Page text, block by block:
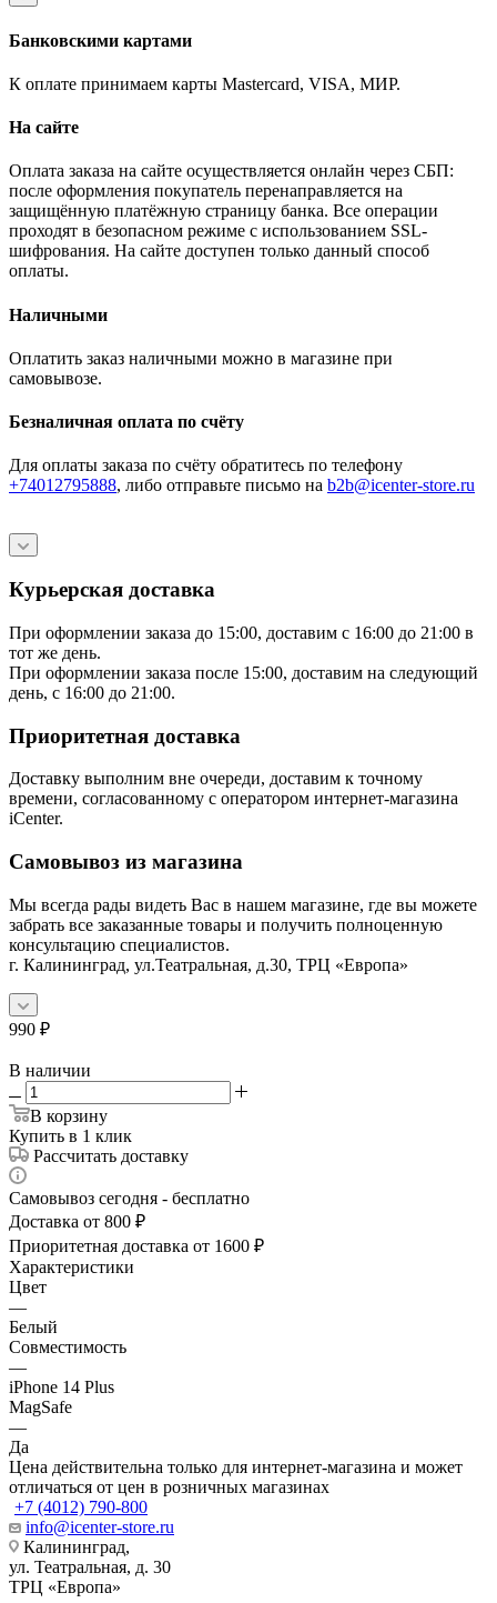
Банковскими картами
К оплате принимаем карты Mastercard, VISA, МИР.
На сайте
Оплата заказа на сайте осуществляется онлайн через СБП:
после оформления покупатель перенаправляется на
защищённую платёжную страницу банка. Все операции
проходят в безопасном режиме с использованием SSL-
шифрования. На сайте доступен только данный способ
оплаты.
Наличными
Оплатить заказ наличными можно в магазине при
самовывозе.
Безналичная оплата по счёту
Для оплаты заказа по счёту обратитесь по телефону
+74012795888, либо отправьте письмо на b2b@icenter-store.ru
Курьерская доставка
При оформлении заказа до 15:00, доставим с 16:00 до 21:00 в
тот же день.
При оформлении заказа после 15:00, доставим на следующий
день, с 16:00 до 21:00.
Приоритетная доставка
Доставку выполним вне очереди, доставим к точному
времени, согласованному с оператором интернет-магазина
iCenter.
Самовывоз из магазина
Мы всегда рады видеть Вас в нашем магазине, где вы можете
забрать все заказанные товары и получить полноценную
консультацию специалистов.
г. Калининград, ул.Театральная, д.30, ТРЦ «Европа»
990 ₽
В наличии
В корзину
Купить в 1 клик
Рассчитать доставку
Самовывоз сегодня - бесплатно
Доставка от 800 ₽
Приоритетная доставка от 1600 ₽
Характеристики
Цвет
—
Белый
Совместимость
—
iPhone 14 Plus
MagSafe
—
Да
Цена действительна только для интернет-магазина и может
отличаться от цен в розничных магазинах
+7 (4012) 790-800
info@icenter-store.ru
Калининград,
ул. Театральная, д. 30
ТРЦ «Европа»